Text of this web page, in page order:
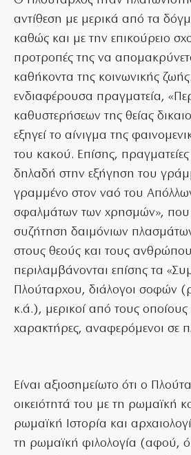
αντίθεση με μερικά από τα
καθώς και με την επικούρειο
προτροπές της να
καθήκοντα της κοινωνικής
ενδιαφέρουσα πραγματεία,
καθυστερήσεων της θείας
εξηγεί το αίνιγμα της
του κακού. Επίσης,
δηλαδή στην εξήγηση του
γραμμένο στον ναό του
σφαλμάτων των χρησμών», που
συζήτηση δαιμόνιων
στους θεούς και τους
περιλαμβάνονται επίσης τα
Πλούταρχου, διάλογοι σοφών
κ.ά.), μερικοί από τους οποίους
χαρακτήρες, αναφερόμενοι σε
Είναι αξιοσημείωτο ότι ο
οικειότητά του με τη ρωμαϊκή
ρωμαϊκή Ιστορία και
τη ρωμαϊκή φιλολογία (αφού,